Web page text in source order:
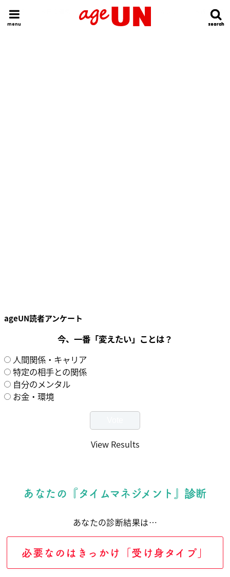
search
search
menu
HOME 今日の運勢ランキング 明日の運勢ランキング 今週の運勢
ageUN読者アンケート
今、一番「変えたい」ことは？
人間関係・キャリア
特定の相手との関係
自分のメンタル
お金・環境
View Results
あなたの『タイムマネジメント』診断
あなたの診断結果は…
必要なのはきっかけ「受け身タイプ」